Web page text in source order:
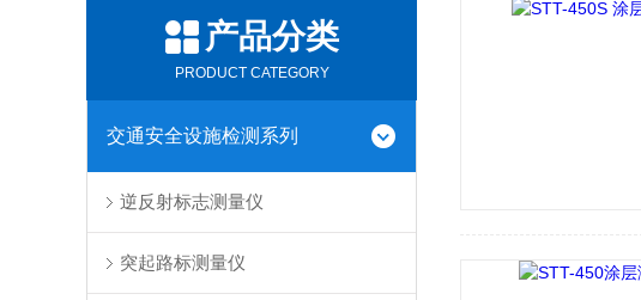
产品分类
PRODUCT CATEGORY
交通安全设施检测系列
逆反射标志测量仪
突起路标测量仪